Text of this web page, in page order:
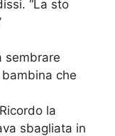
“La sto
sembrare
che
la
sbagliata in